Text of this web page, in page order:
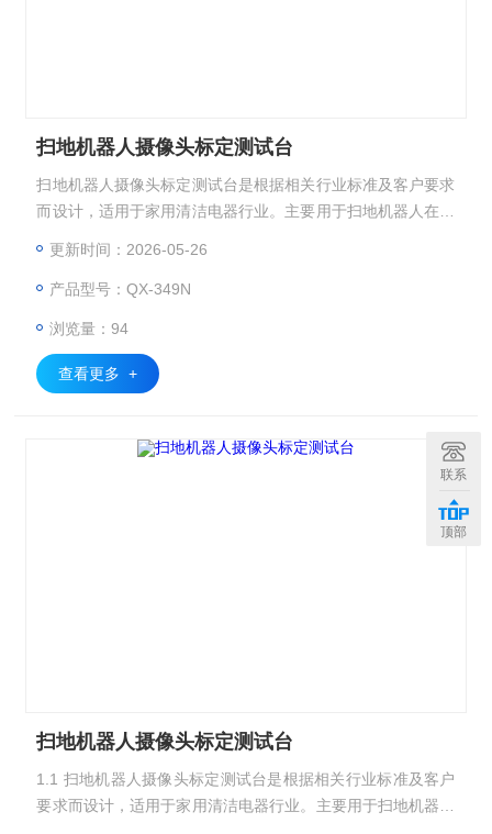
扫地机器人摄像头标定测试台
扫地机器人摄像头标定测试台是根据相关行业标准及客户要求
而设计，适用于家用清洁电器行业。主要用于扫地机器人在标
更新时间：2026-05-26
产品型号：QX-349N
浏览量：94
查看更多 +
扫地机器人摄像头标定测试台
1.1 扫地机器人摄像头标定测试台是根据相关行业标准及客户
要求而设计，适用于家用清洁电器行业。主要用于扫地机器人
联系
顶部